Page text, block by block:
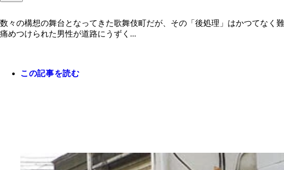
数々の構想の舞台となってきた歌舞伎町だが、その「後処理」はかつてな
痛めつけられた男性が道路にうずく...
この記事を読む